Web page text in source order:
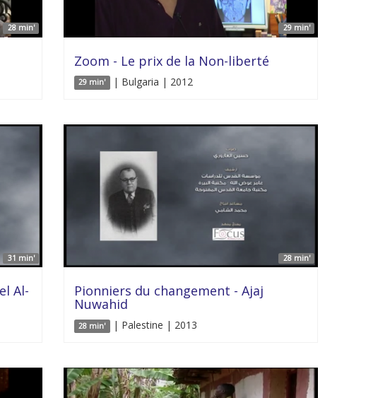
28 min' 29 min'
Zoom - Le prix de la Non-liberté
29 min' | Bulgaria | 2012
31 min'
Al-
28 min'
Pionniers du changement - Ajaj
Nuwahid
28 min' | Palestine | 2013